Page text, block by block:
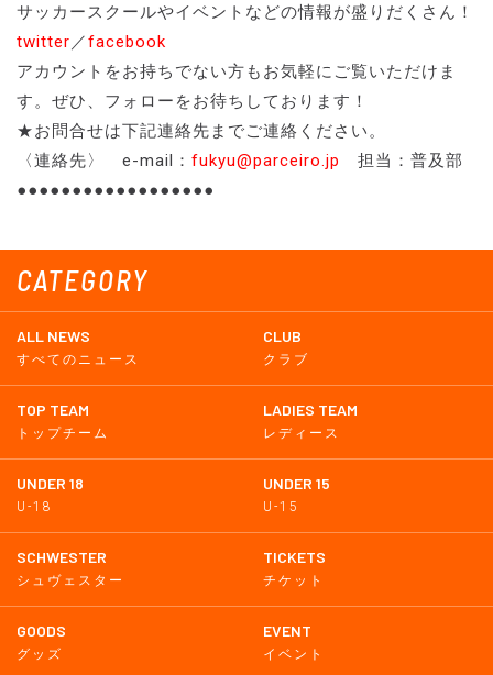
CATEGORY
ALL NEWS
すべてのニュース
CLUB
クラブ
TOP TEAM
トップチーム
LADIES TEAM
レディース
UNDER 18
U-18
UNDER 15
U-15
SCHWESTER
シュヴェスター
TICKETS
チケット
GOODS
グッズ
EVENT
イベント
サッカースクールやイベントなどの情報が盛りだくさん！
twitter／facebook
アカウントをお持ちでない方もお気軽にご覧いただけま
す。ぜひ、フォローをお待ちしております！
★お問合せは下記連絡先までご連絡ください。
〈連絡先〉 e-mail： fukyu@parceiro.jp
担当：普及部
●●●●●●●●●●●●●●●●●●